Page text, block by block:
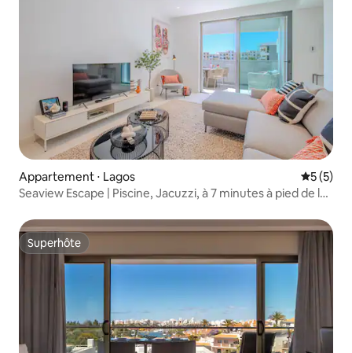
Appartement ⋅ Lagos
5 (5)
Seaview Escape | Piscine, Jacuzzi, à 7 minutes à pied de la
Superhôte
Superhôte